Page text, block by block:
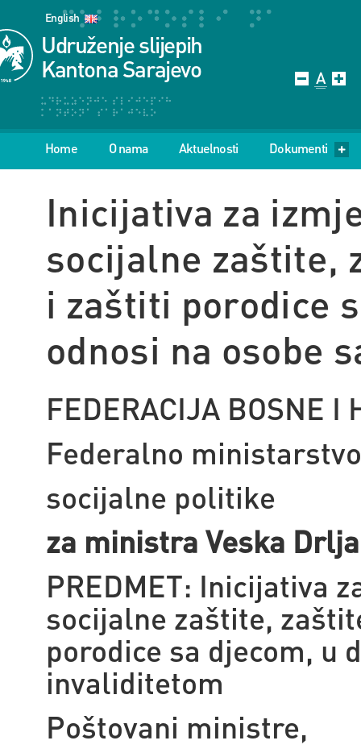
English
Udruženje slijepih
Kantona Sarajevo
Home O nama Aktuelnosti Dokumenti
Inicijativa za
socijalne zaštite,
i zaštiti porodice
odnosi na osobe
FEDERACIJA BOSNE I
Federalno
socijalne politike
za ministra Veska
PREDMET: Inicijativa
socijalne zaštite,
porodice sa djecom, u
invaliditetom
Poštovani ministre,